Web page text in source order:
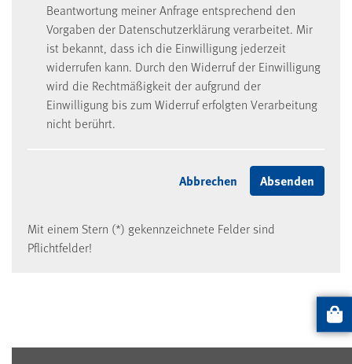
Beantwortung meiner Anfrage entsprechend den
Vorgaben der Datenschutzerklärung verarbeitet. Mir
ist bekannt, dass ich die Einwilligung jederzeit
widerrufen kann. Durch den Widerruf der Einwilligung
wird die Rechtmäßigkeit der aufgrund der
Einwilligung bis zum Widerruf erfolgten Verarbeitung
nicht berührt.
Mit einem Stern (*) gekennzeichnete Felder sind
Pflichtfelder!
Artikel